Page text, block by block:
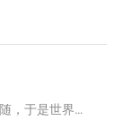
国师占卜，王
，于是世界圆
借以此文，